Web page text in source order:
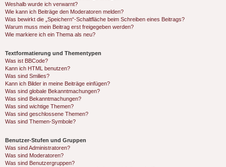
Weshalb wurde ich verwarnt?
Wie kann ich Beiträge den Moderatoren melden?
Was bewirkt die „Speichern“-Schaltfläche beim Schreiben eines Beitrags?
Warum muss mein Beitrag erst freigegeben werden?
Wie markiere ich ein Thema als neu?
Textformatierung und Thementypen
Was ist BBCode?
Kann ich HTML benutzen?
Was sind Smilies?
Kann ich Bilder in meine Beiträge einfügen?
Was sind globale Bekanntmachungen?
Was sind Bekanntmachungen?
Was sind wichtige Themen?
Was sind geschlossene Themen?
Was sind Themen-Symbole?
Benutzer-Stufen und Gruppen
Was sind Administratoren?
Was sind Moderatoren?
Was sind Benutzergruppen?